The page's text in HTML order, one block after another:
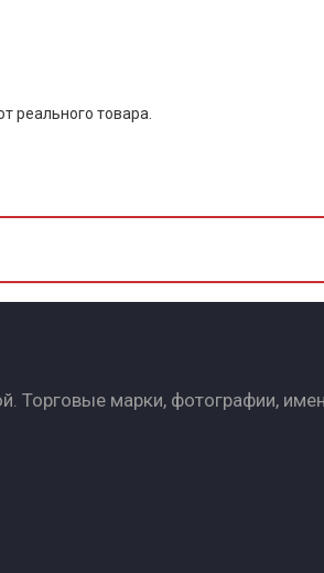
реального товара.
Торговые марки, фотографии,